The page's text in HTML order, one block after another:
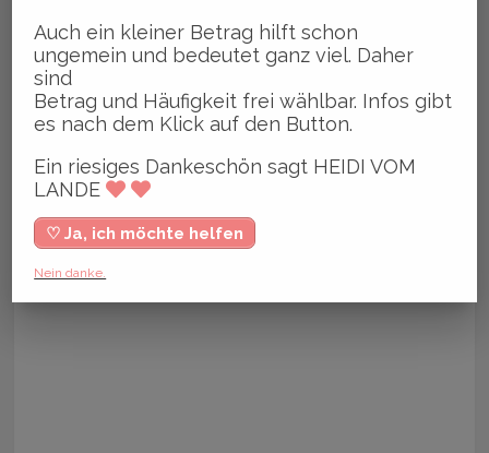
Auch ein kleiner Betrag hilft schon
ungemein und bedeutet ganz viel. Daher
sind
Betrag und Häufigkeit frei wählbar. Infos gibt
es nach dem Klick auf den Button.
Ein riesiges Dankeschön sagt HEIDI VOM
LANDE
♡ Ja, ich möchte helfen
Nein danke.